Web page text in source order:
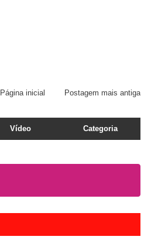
Postagem mais antiga
Página inicial
Vídeo Categoria